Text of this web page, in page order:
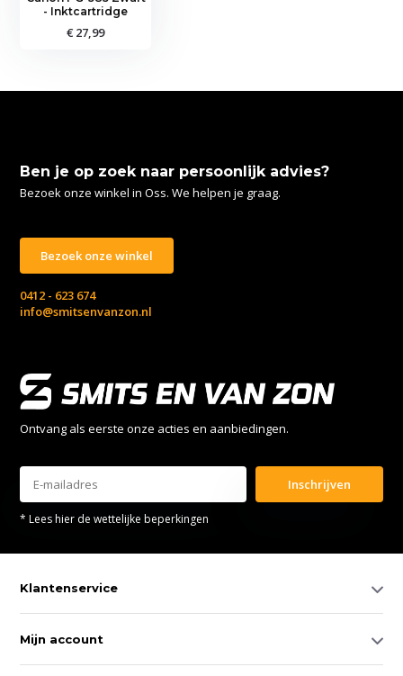
- Inktcartridge
€ 27,99
Ben je op zoek naar persoonlijk advies?
Bezoek onze winkel in Oss. We helpen je graag.
Bezoek onze winkel
0412 - 623 674
info@smitsenvanzon.nl
Ontvang als eerste onze acties en aanbiedingen.
Inschrijven
* Lees hier de wettelijke beperkingen
Klantenservice
Mijn account